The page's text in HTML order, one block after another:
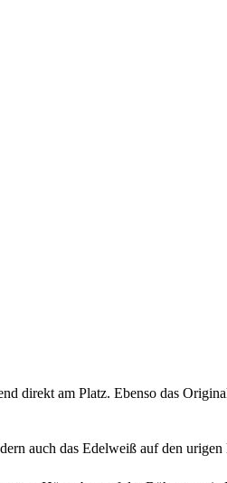
direkt am Platz. Ebenso das
auch das Edelweiß auf den urigen